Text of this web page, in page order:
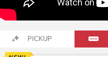
PICKUP